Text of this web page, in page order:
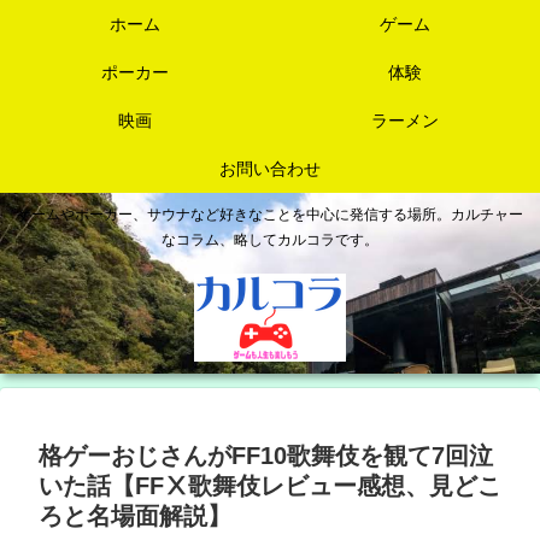
ゲームやポーカー、サウナなど好きなことを中心に発信する場所。カルチャー
なコラム、略してカルコラです。
ホーム ゲーム
ポーカー 体験
映画 ラーメン
お問い合わせ
格ゲーおじさんがFF10歌舞伎を観て7回泣
いた話【FFⅩ歌舞伎レビュー感想、見どこ
ろと名場面解説】